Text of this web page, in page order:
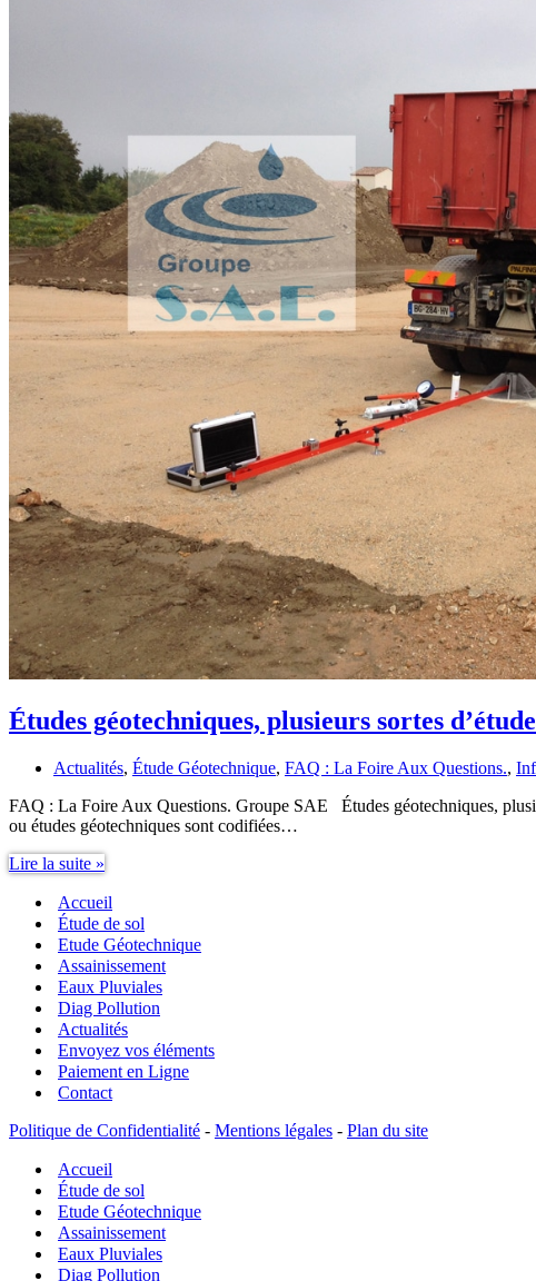
Études géotechniques, plusieurs sortes
Actualités, Étude Géotechnique, FAQ : La Foire Aux Questions.,
FAQ : La Foire Aux Questions. Groupe SAE Études géotechniques,
ou études géotechniques sont codifiées…
Lire la suite »
plusieurs
sortes
d’études
de
sol,
comment
s’y
retrouver
?
Accueil
Étude de sol
Etude Géotechnique
Assainissement
Eaux Pluviales
Diag Pollution
Actualités
Envoyez vos éléments
Paiement en Ligne
Contact
Politique de Confidentialité - Mentions légales - Plan du site
Accueil
Étude de sol
Etude Géotechnique
Assainissement
Eaux Pluviales
Diag Pollution